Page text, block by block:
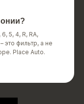
5, 4, R, RA,
это фильтр, а не
Place Auto.